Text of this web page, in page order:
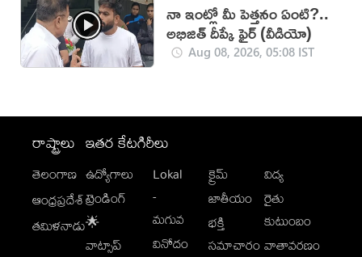
నా ఇంట్లో మీ పెత్తనం ఏంటి?..
అభిజిత్‌ దీప్కే ఫైర్‌ (వీడియో)
Aug 08, 2026, 05:08 IST
రాష్ట్రాలు
తెలంగాణ
ఆంధ్రప్రదేశ్
తమిళనాడు
ఇతర కేటగిరీలు
ఉద్యోగాలు
ట్రెండింగ్
🌟
వాట్సాప్
Lokal
-
మగువ
వినోదం
క్రైమ్
జాతీయం
భక్తి
సమాచారం
విద్య
రైతు
కుటుంబం
వాతావరణం